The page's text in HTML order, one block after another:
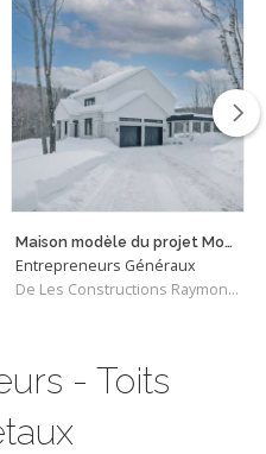
Maison modèle du projet Mont Loup-Garou à Sainte-Adèle
Entrepreneurs Généraux
De Les Constructions Raymond et Fils
- Toits